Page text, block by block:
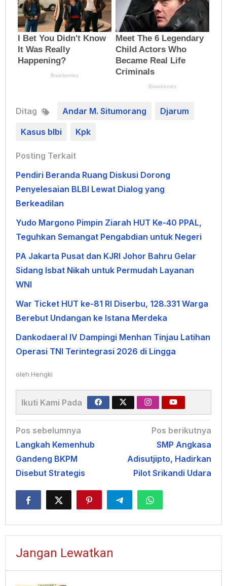
Ditag Andar M. Situmorang Djarum
Kasus blbi Kpk
Posting Terkait
Pendiri Beranda Ruang Diskusi Dorong
Penyelesaian BLBI Lewat Dialog yang
Berkeadilan
Yudo Margono Pimpin Ziarah HUT Ke-40 PPAL,
Teguhkan Semangat Pengabdian untuk Negeri
PA Jakarta Pusat dan KJRI Johor Bahru Gelar
Sidang Isbat Nikah untuk Permudah Layanan
WNI
War Ticket HUT ke-81 RI Diserbu, 128.331 Warga
Berebut Undangan ke Istana Merdeka
Dankodaeral IV Dampingi Menhan Tinjau Latihan
Operasi TNI Terintegrasi 2026 di Lingga
oleh Hengki
Ikuti Kami Pada
Navigasi
pos
Pos sebelumnya
Langkah Kemenhub
Gandeng BKPM
Disebut Strategis
Pos berikutnya
SMP Angkasa
Adisutjipto, Hadirkan
Pilot Srikandi Udara
Jangan Lewatkan